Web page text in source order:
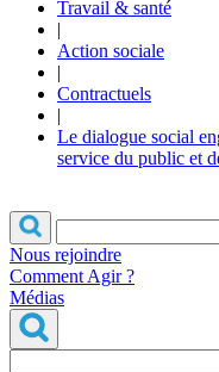
Travail & santé
|
Action sociale
|
Contractuels
|
Le dialogue social
service du public et
Nous rejoindre
Comment Agir ?
Médias